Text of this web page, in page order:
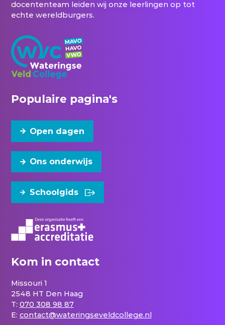
docententeam leiden wij onze leerlingen op tot
echte wereldburgers.
Populaire pagina's
Open dagen
Ons onderwijs
Schoolgids
Kom in contact
Missouri 1
2548 HT Den Haag
T: 070 308 98 87
E: contact@wateringseveldcollege.nl